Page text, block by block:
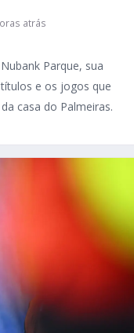
atrás
Parque, sua
e os jogos que
casa do Palmeiras.